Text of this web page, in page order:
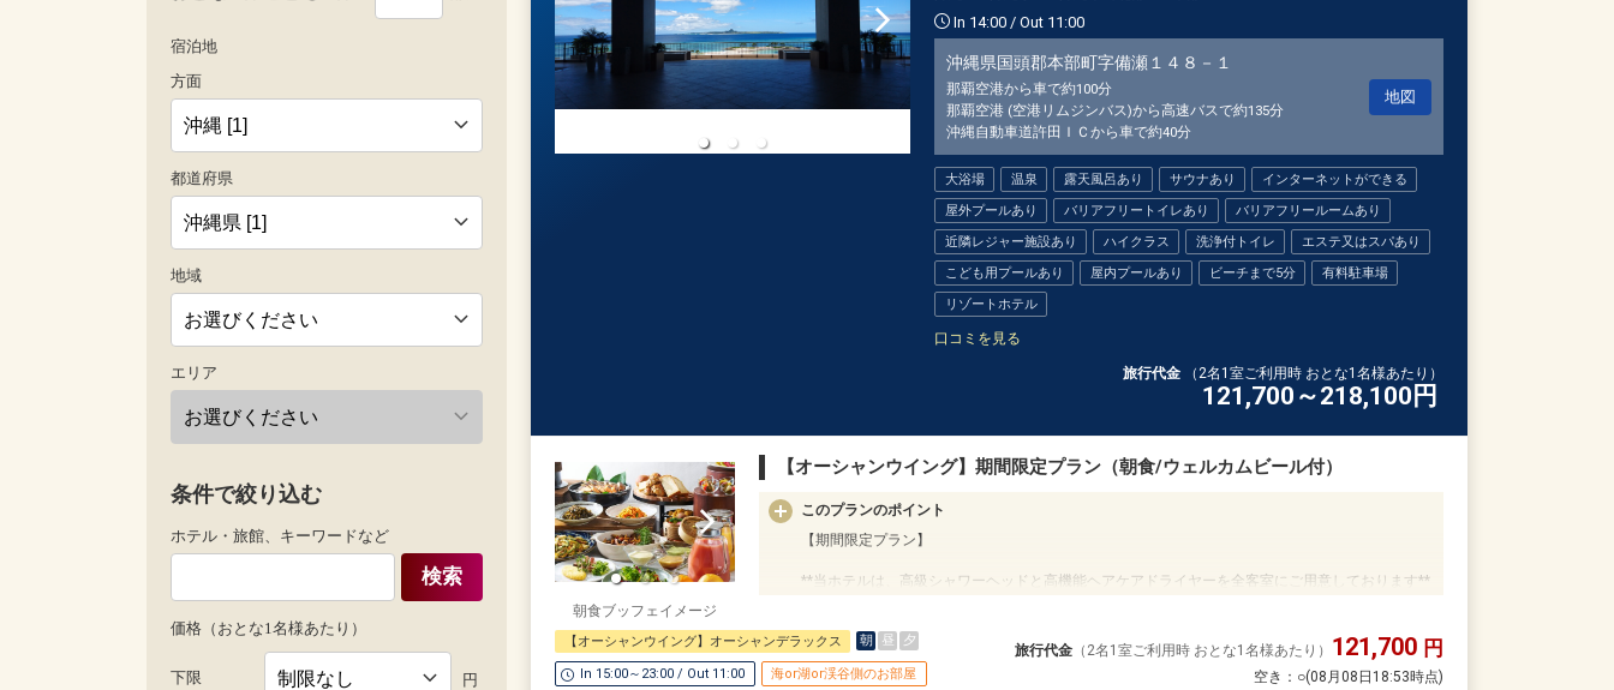
宿泊地
方面
都道府県
地域
エリア
条件で絞り込む
ホテル・旅館、キーワードなど
検索
価格（おとな1名様あたり）
下限 円
In 14:00 / Out 11:00
沖縄県国頭郡本部町字備瀬１４８－１
那覇空港から車で約100分
那覇空港 (空港リムジンバス)から高速バスで約135分
沖縄自動車道許田ＩＣから車で約40分
地図
大浴場 温泉 露天風呂あり サウナあり
インターネットができる
屋外プールあり
バリアフリートイレあり
バリアフリールームあり
近隣レジャー施設あり
ハイクラス 洗浄付トイレ
エステ又はスパあり
こども用プールあり
屋内プールあり ビーチまで5分
有料駐車場
リゾートホテル
口コミを見る
旅行代金 （2名1室ご利用時 おとな1名様あたり）
121,700～218,100 円
朝食ブッフェイメージ
【オーシャンウイング】期間限定プラン（朝食/ウェルカムビール付）
このプランのポイント
【期間限定プラン】
**当ホテルは、高級シャワーヘッドと高機能ヘアケアドライヤーを全客室にご用意しております**
島の朝を彩る、温もり感じるふっくらおにぎりと地元ベーカリーの香ばしい特製パン。
オリオンビールのフリーフローとともに、心はずむ美味しさをご提供します。
【オーシャンウイング】オーシャンデラックス 朝 昼 夕
In 15:00～23:00 / Out 11:00 海or湖or渓谷側のお部屋
旅行代金 （2名1室ご利用時 おとな1名様あたり） 121,700 円
空き： ○(08月08日18:53時点)